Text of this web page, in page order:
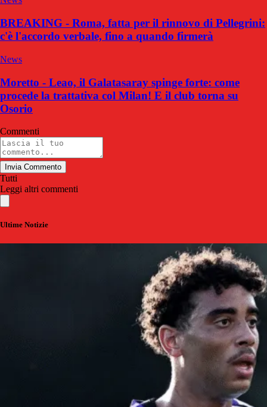
BREAKING - Roma, fatta per il rinnovo di Pellegrini:
c'è l'accordo verbale, fino a quando firmerà
News
Moretto - Leao, il Galatasaray spinge forte: come
procede la trattativa col Milan! E il club torna su
Osorio
Commenti
Invia Commento
Tutti
Leggi altri commenti
Ultime Notizie